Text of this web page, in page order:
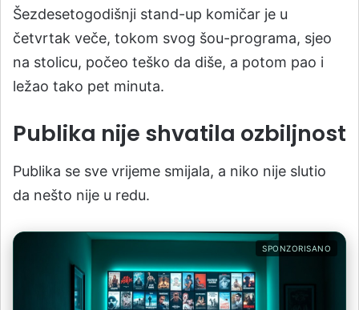
Šezdesetogodišnji stand-up komičar je u
četvrtak veče, tokom svog šou-programa, sjeo
na stolicu, počeo teško da diše, a potom pao i
ležao tako pet minuta.
Publika nije shvatila ozbiljnost
Publika se sve vrijeme smijala, a niko nije slutio
da nešto nije u redu.
SPONZORISANO